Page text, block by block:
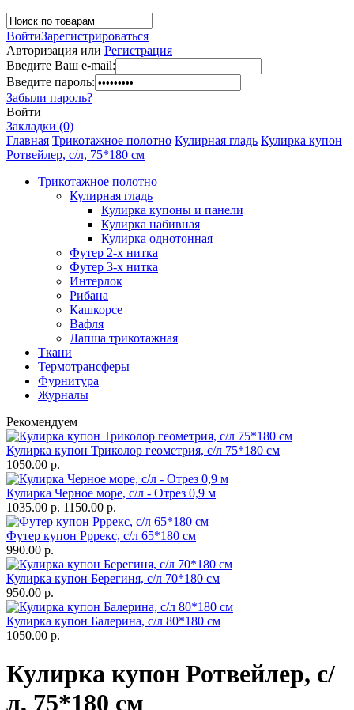
ВойтиЗарегистрироваться
Авторизация или Регистрация
Введите Ваш e-mail:
Введите пароль:
Забыли пароль?
Войти
Закладки (0)
Главная Трикотажное полотно Кулирная гладь Кулирка купон
Ротвейлер, с/л, 75*180 см
Трикотажное полотно
Кулирная гладь
Кулирка купоны и панели
Кулирка набивная
Кулирка однотонная
Футер 2-х нитка
Футер 3-х нитка
Интерлок
Рибана
Кашкорсе
Вафля
Лапша трикотажная
Ткани
Термотрансферы
Фурнитура
Журналы
Рекомендуем
Кулирка купон Триколор геометрия, с/л 75*180 см
1050.00 р.
Кулирка Черное море, с/л - Отрез 0,9 м
1035.00 р. 1150.00 р.
Футер купон Рррекс, с/л 65*180 см
990.00 р.
Кулирка купон Берегиня, с/л 70*180 см
950.00 р.
Кулирка купон Балерина, с/л 80*180 см
1050.00 р.
Кулирка купон Ротвейлер, с/
л, 75*180 см